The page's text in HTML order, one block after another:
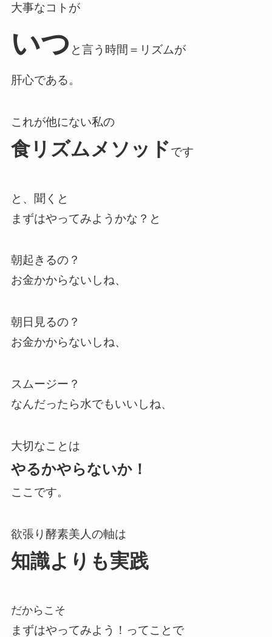
大事なコトが
いつ と言う時間＝リズムが
肝心である。
これが他にない私の
食リズムメソッドです
と、聞くと
まずはやってみようかな？と
朝起きるの？
お金かからないしね、
朝日見るの？
お金かからないしね、
スムージー？
なんだったら水でもいいしね、
大切なことは
やるかやらないか！
ここです。
欲張り酵素美人の軸は
知識よりも実践
だからこそ
まずはやってみよう！ってことで